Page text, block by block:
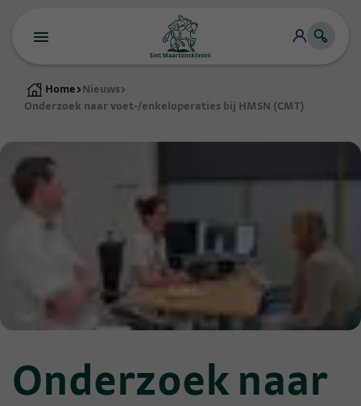
Home > Nieuws>
Onderzoek naar voet-/enkeloperaties bij HMSN (CMT)
Onderzoek naar